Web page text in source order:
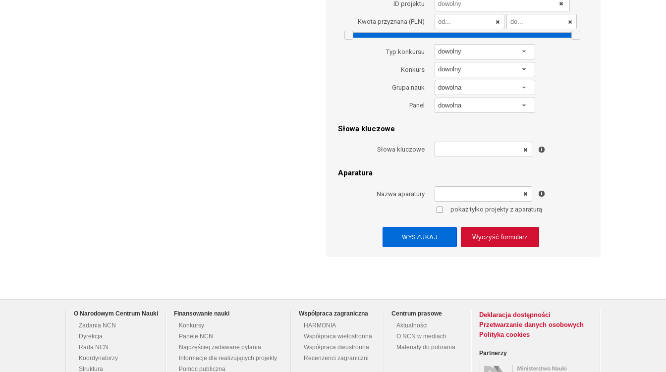
ID projektu
Kwota przyznana (PLN)
Typ konkursu dowolny
Konkurs dowolny
Grupa nauk dowolna
Panel dowolna
Słowa kluczowe
Słowa kluczowe
Aparatura
Nazwa aparatury
pokaż tylko projekty z aparaturą
Wyczyść formularz
O Narodowym Centrum Nauki
Zadania NCN
Dyrekcja
Rada NCN
Koordynatorzy
Struktura
Finansowanie nauki
Konkursy
Panele NCN
Najczęściej zadawane pytania
Informacje dla realizujących projekty
Pomoc publiczna
Współpraca zagraniczna
HARMONIA
Współpraca wielostronna
Współpraca dwustronna
Recenzenci zagraniczni
Centrum prasowe
Aktualności
O NCN w mediach
Materiały do pobrania
Deklaracja dostępności
Przetwarzanie danych osobowych
Polityka cookies
Partnerzy